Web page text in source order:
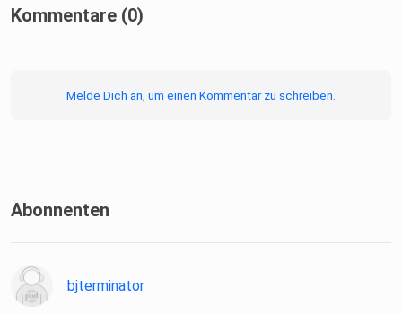
Kommentare (0)
Melde Dich an, um einen Kommentar zu schreiben.
Abonnenten
bjterminator